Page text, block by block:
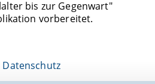
bis zur Gegenwart"
vorbereitet.
Datenschutz